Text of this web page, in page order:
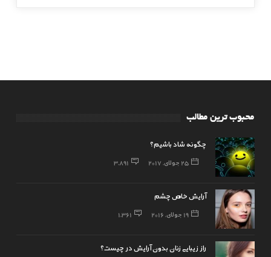
محبوب ترین مطالب
چگونه شاد باشیم؟
25 جولای, 2017 3,891
آرایش خاص چشم
19 جولای, 2016 1,361
راز زیبایی زنان بدون آرایش در چیست؟